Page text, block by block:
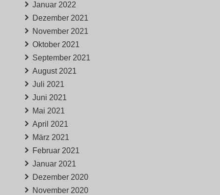
Januar 2022
Dezember 2021
November 2021
Oktober 2021
September 2021
August 2021
Juli 2021
Juni 2021
Mai 2021
April 2021
März 2021
Februar 2021
Januar 2021
Dezember 2020
November 2020